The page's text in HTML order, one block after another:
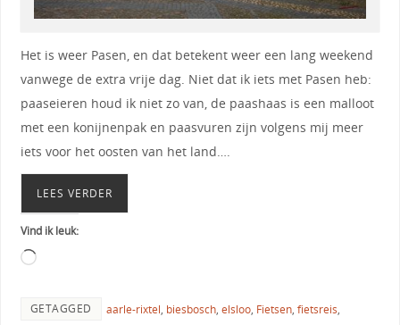
Het is weer Pasen, en dat betekent weer een lang weekend
vanwege de extra vrije dag. Niet dat ik iets met Pasen heb:
paaseieren houd ik niet zo van, de paashaas is een malloot
met een konijnenpak en paasvuren zijn volgens mij meer
iets voor het oosten van het land….
LEES VERDER
Vind ik leuk:
GETAGGED aarle-rixtel, biesbosch, elsloo, Fietsen, fietsreis,